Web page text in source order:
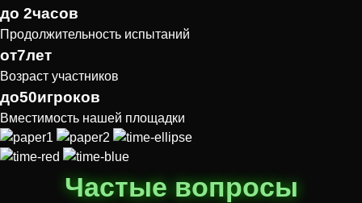
до 2часов
Продолжительность испытаний
от7лет
Возраст участников
до50игроков
Вместимость нашей площадки
Частые вопросы